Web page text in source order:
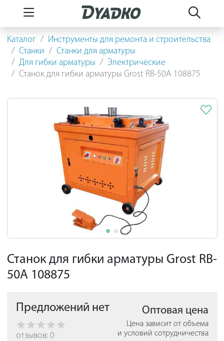
Каталог
Инструменты для ремонта и строительства
Станки
Станки для арматуры
Для гибки арматуры
Электрические
Станок для гибки арматуры Grost RB-50A 108875
Станок для гибки арматуры Grost RB-
50A 108875
Предложений нет
отзывов: 0
Оптовая цена
Цена зависит от объема
и условий сотрудничества